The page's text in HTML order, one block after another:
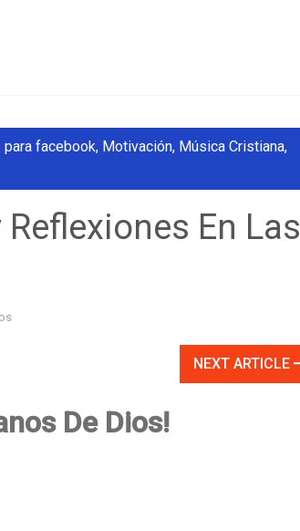
facebook, Motivación, Música Cristiana,
En Las
NEXT ARTICLE
De Dios!